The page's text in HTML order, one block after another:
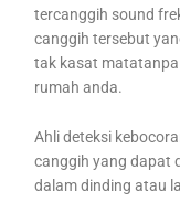
tercanggih sound
canggih tersebut
tak kasat
rumah anda.
Ahli deteksi
canggih yang dapat
dalam dinding atau